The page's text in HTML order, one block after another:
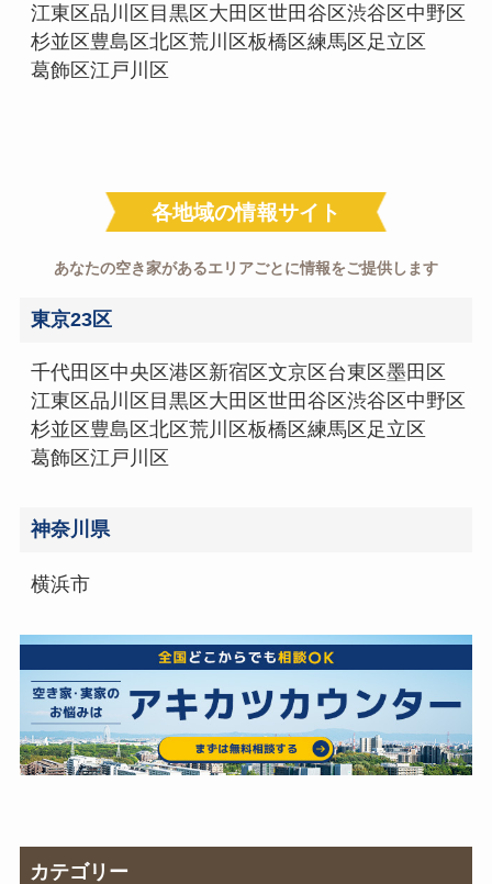
江東区品川区目黒区大田区世田谷区渋谷区中野区
杉並区豊島区北区荒川区板橋区練馬区足立区
葛飾区江戸川区
各地域の情報サイト
あなたの空き家があるエリアごとに情報をご提供します
東京23区
千代田区 中央区港区 新宿区文京区 台東区墨田区
江東区 品川区 目黒区 大田区世田谷区渋谷区 中野区
杉並区 豊島区北区荒川区板橋区練馬区 足立区
葛飾区江戸川区
神奈川県
横浜市
カテゴリー